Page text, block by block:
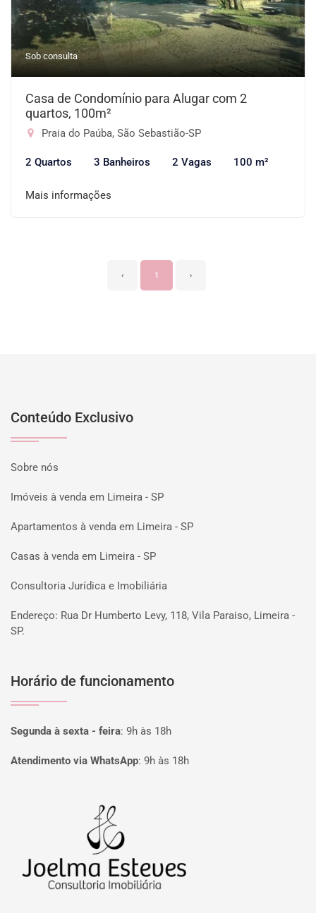
Sob consulta
Casa de Condomínio para Alugar com 2
quartos, 100m²
Praia do Paúba, São Sebastião-SP
2 Quartos 3 Banheiros 2 Vagas 100 m²
Mais informações
‹ 1 ›
Conteúdo Exclusivo
Sobre nós
Imóveis à venda em Limeira - SP
Apartamentos à venda em Limeira - SP
Casas à venda em Limeira - SP
Consultoria Jurídica e Imobiliária
Endereço: Rua Dr Humberto Levy, 118, Vila Paraiso, Limeira -
SP.
Horário de funcionamento
Segunda à sexta - feira: 9h às 18h
Atendimento via WhatsApp: 9h às 18h